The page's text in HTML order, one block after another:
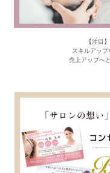
【注目
スキルアップ
売上アップへ